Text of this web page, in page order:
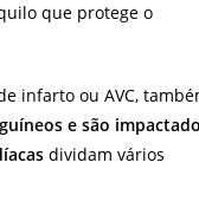
que protege o
infarto ou AVC,
e são
dividam vários